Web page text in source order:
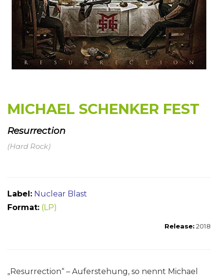
MICHAEL SCHENKER FEST
Resurrection
(Hard Rock)
Label: Nuclear Blast
Format: (LP)
Release: 2018
„Resurrection“ – Auferstehung, so nennt Michael